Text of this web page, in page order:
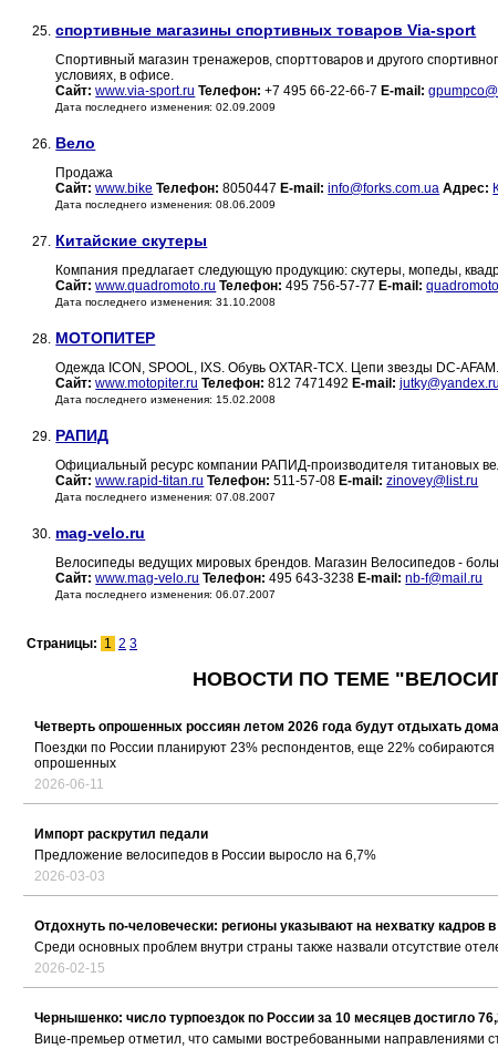
25. спортивные магазины спортивных товаров Via-sport
Спортивный магазин тренажеров, спорттоваров и другого
условиях, в офисе.
Сайт: www.via-sport.ru Телефон: +7 495 66-22-66-7 E-mail:
Дата последнего изменения: 02.09.2009
26. Вело
Продажа
Сайт: www.bike Телефон: 8050447 E-mail: info@forks.com.ua Адрес:
Дата последнего изменения: 08.06.2009
27. Китайские скутеры
Компания предлагает следующую продукцию: скутеры, мопеды,
Сайт: www.quadromoto.ru Телефон: 495 756-57-77 E-mail:
Дата последнего изменения: 31.10.2008
28. МОТОПИТЕР
Одежда ICON, SPOOL, IXS. Обувь OXTAR-TCX. Цепи звезды DC-
Сайт: www.motopiter.ru Телефон: 812 7471492 E-mail: jutky@yandex.ru
Дата последнего изменения: 15.02.2008
29. РАПИД
Официальный ресурс компании РАПИД-производителя титановых
Сайт: www.rapid-titan.ru Телефон: 511-57-08 E-mail: zinovey@list.ru
Дата последнего изменения: 07.08.2007
30. mag-velo.ru
Велосипеды ведущих мировых брендов. Магазин Велосипедов -
Сайт: www.mag-velo.ru Телефон: 495 643-3238 E-mail: nb-f@mail.ru
Дата последнего изменения: 06.07.2007
Страницы: 1 2 3
НОВОСТИ ПО ТЕМЕ
Четверть опрошенных россиян летом 2026 года будут отдыхать дома
Поездки по России планируют 23% респондентов, еще 22%
опрошенных
2026-06-11
Импорт раскрутил педали
Предложение велосипедов в России выросло на 6,7%
2026-03-03
Отдохнуть по-человечески: регионы указывают на нехватку кадров
Среди основных проблем внутри страны также назвали отсутствие
2026-02-15
Чернышенко: число турпоездок по России за 10 месяцев достигло
Вице-премьер отметил, что самыми востребованными направлениями